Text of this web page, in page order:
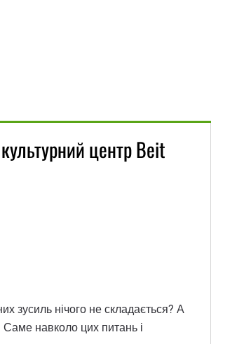
центр Beit
зусиль нічого не складається? А
навколо цих питань і